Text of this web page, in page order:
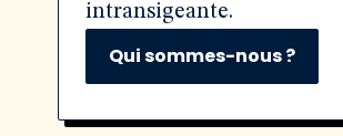
intransigeante.
Qui sommes-nous ?